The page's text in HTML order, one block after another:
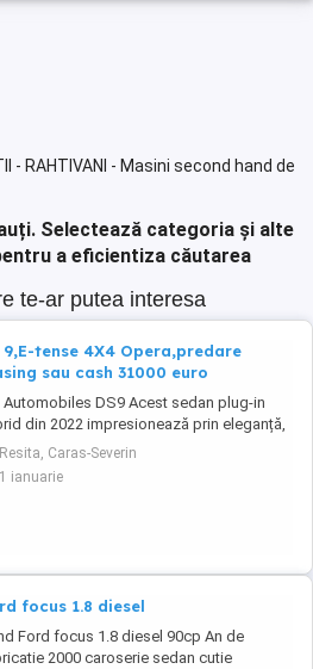
- RAHTIVANI - Masini second hand de
Selectează categoria și alte
a eficientiza căutarea
te-ar putea interesa
9,E-tense 4X4 Opera,predare
sau cash 31000 euro
Automobiles DS9 Acest sedan plug-in
din 2022 impresionează prin eleganță,
avansată și confort de top.
se remarcă prin dotări premium și o
de condus rafinată, fiind potrivit
Resita, Caras-Severin
1 ianuarie
focus 1.8 diesel
Ford focus 1.8 diesel 90cp An de
2000 caroserie sedan cutie